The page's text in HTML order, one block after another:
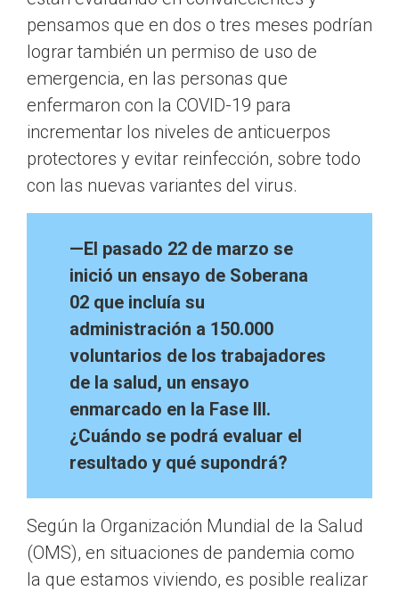
pensamos que en dos o tres meses podrían
lograr también un permiso de uso de
emergencia, en las personas que
enfermaron con la COVID-19 para
incrementar los niveles de anticuerpos
protectores y evitar reinfección, sobre todo
con las nuevas variantes del virus.
—El pasado 22 de marzo se
inició un ensayo de Soberana
02 que incluía su
administración a 150.000
voluntarios de los trabajadores
de la salud, un ensayo
enmarcado en la Fase III.
¿Cuándo se podrá evaluar el
resultado y qué supondrá?
Según la Organización Mundial de la Salud
(OMS), en situaciones de pandemia como
la que estamos viviendo, es posible realizar